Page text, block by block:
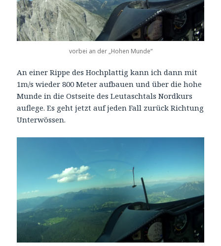
vorbei an der „Hohen Munde“
An einer Rippe des Hochplattig kann ich dann mit
1m/s wieder 800 Meter aufbauen und über die hohe
Munde in die Ostseite des Leutaschtals Nordkurs
auflege. Es geht jetzt auf jeden Fall zurück Richtung
Unterwössen.